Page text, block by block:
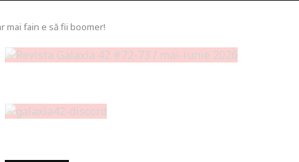
mai fain e să fii boomer!